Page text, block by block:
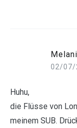
02/07/
Huhu,
die Flüsse von
meinem SUB.